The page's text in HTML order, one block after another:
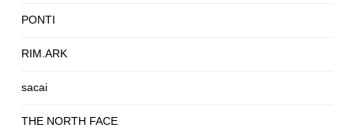
PONTI
RIM.ARK
sacai
THE NORTH FACE